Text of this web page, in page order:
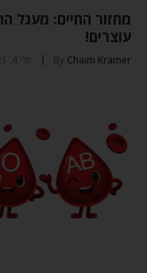
מחזור החיים: מעגל
עוצרים!
By Chaim Kramer יולי 4, 2021